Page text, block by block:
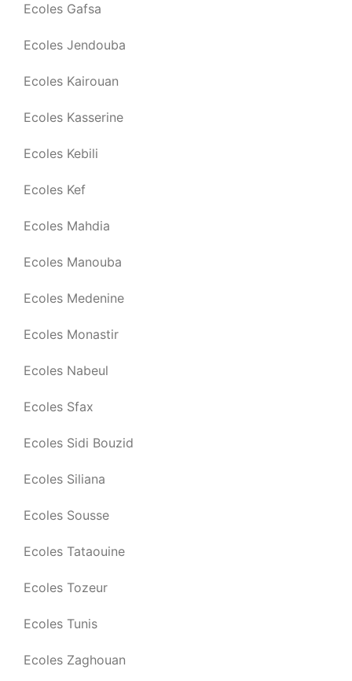
Ecoles Gafsa
Ecoles Jendouba
Ecoles Kairouan
Ecoles Kasserine
Ecoles Kebili
Ecoles Kef
Ecoles Mahdia
Ecoles Manouba
Ecoles Medenine
Ecoles Monastir
Ecoles Nabeul
Ecoles Sfax
Ecoles Sidi Bouzid
Ecoles Siliana
Ecoles Sousse
Ecoles Tataouine
Ecoles Tozeur
Ecoles Tunis
Ecoles Zaghouan